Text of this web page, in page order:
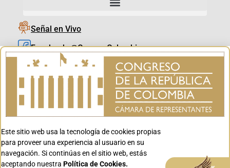
Señal en Vivo
Facebook_@CamaraColombia
Instagram_@CamaraColombia
X_@CamaraColombia
Youtube_@CamaraColombia
Youtube_@CanalCongreso
Este sitio web usa la tecnología de cookies propias
para proveer una experiencia al usuario en su
navegación. Si continúas en el sitio web, estás
aceptando nuestra Política de Cookies. Aceptar